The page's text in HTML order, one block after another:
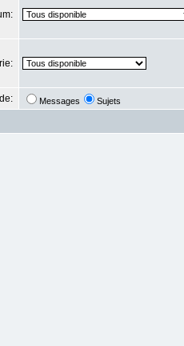
Messages Sujets